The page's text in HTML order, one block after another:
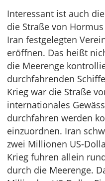
Interessant ist auch
die Straße von
Iran festgelegten
eröffnen. Das heißt
die Meerenge
durchfahrenden
Krieg war die Straße
internationales
durchfahren werden
einzuordnen. Iran
zwei Millionen US-
Krieg fuhren allein
durch die Meerenge.